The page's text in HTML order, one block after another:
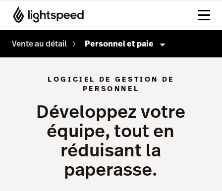
Vente au détail Personnel et paie
Paiements
Commerce électronique
LOGICIEL DE GESTION DE
PERSONNEL
Développez votre
équipe, tout en
réduisant la
paperasse.